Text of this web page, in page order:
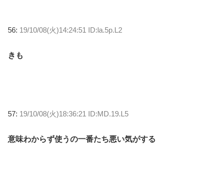
56: 19/10/08(火)14:24:51 ID:la.5p.L2
きも
57: 19/10/08(火)18:36:21 ID:MD.19.L5
意味わからず使うの一番たち悪い気がする